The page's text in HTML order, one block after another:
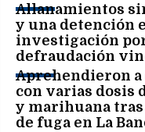
Allanamientos
y una detención
investigación
defraudación
Fürth
Aprehendieron
con varias dosis
y marihuana
de fuga en La